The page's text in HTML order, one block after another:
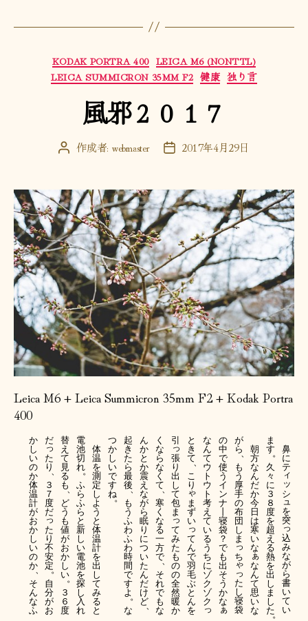
カ
テ
ゴ
リ
ー
KODAK PORTRA 400 LEICA M6 (NONTTL)
LEICA SUMMICRON 35MM F2 健康 独り言
風邪２０１７
投 作成者: webmaster
投 2017年4月29日
Leica M6 + Leica Summicron 35mm F2 + Kodak Portra
400
鼻
に
テ
ィ
ッ
シ
ュ
を
突
っ
込
み
な
が
ら
書
い
て
い
ま
す。
久
々
に
３
８
度
を
超
え
る
熱
を
出
し
ま
し
た。
朝
方
な
ん
だ
か
今
日
は
寒
い
な
ぁ
な
ん
て
思
い
な
が
ら、
も
う
厚
手
の
布
団
し
ま
っ
ち
ゃ
っ
た
し
寝
袋
の
中
で
使
う
イ
ン
ナ
寝
袋
？
で
も
出
そ
う
か
な
ぁ
な
ん
て
ウ
ト
ウ
ト
考
え
て
い
る
う
ち
に
ゾ
ク
ゾ
ク
っ
と
き
て、
こ
り
ゃ
ま
ず
い
っ
て
ん
で
羽
毛
ぶ
と
ん
を
引
っ
張
り
出
し
て
包
ま
っ
て
み
た
も
の
の
全
然
暖
か
く
な
ら
な
く
て、
寒
く
な
る
一
方
で、
そ
れ
で
も
な
ん
か
と
か
震
え
な
が
ら
眠
り
に
つ
い
た
ん
だ
け
ど、
起
き
た
ら
最
後、
も
う
ふ
わ
ふ
わ
時
間
で
す
よ。
な
つ
か
し
い
で
す
ね。
体
温
を
測
定
し
よ
う
と
体
温
計
を
出
し
て
み
る
と
電
池
切
れ。
ふ
ら
ふ
ら
と
新
し
い
電
池
を
探
し
入
れ
替
え
て
見
る
も、
ど
う
も
値
が
お
か
し
い。
３
６
度
だ
っ
た
り、
３
７
度
だ
っ
た
り
不
安
定。
自
分
が
お
か
し
い
の
か
体
温
計
が
お
か
し
い
の
か、
そ
ん
な
ふ